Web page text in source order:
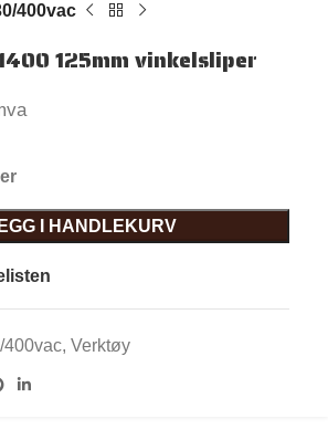
400vac
125mm vinkelsliper
I HANDLEKURV
400vac, Verktøy